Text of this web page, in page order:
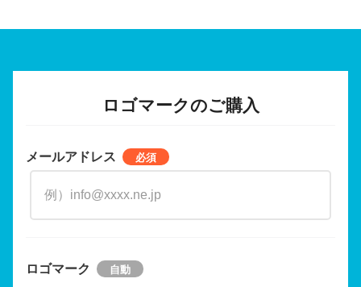
ロゴマークのご購入
メールアドレス
ロゴマーク